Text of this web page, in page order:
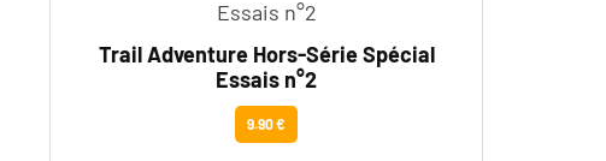
Trail Adventure Hors-Série Spécial
Essais n°2
9.90 €